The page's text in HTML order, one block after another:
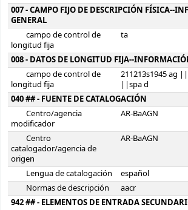
007 - CAMPO FIJO DE DESCRIPCIÓN FÍSICA--
GENERAL
campo de control de
longitud fija
ta
008 - DATOS DE LONGITUD FIJA--
campo de control de
longitud fija
211213s1945
||spa d
040 ## - FUENTE DE CATALOGACIÓN
Centro/agencia
modificador
AR-BaAGN
Centro
catalogador/agencia de
origen
AR-BaAGN
Lengua de catalogación
español
Normas de descripción
aacr
942 ## - ELEMENTOS DE ENTRADA